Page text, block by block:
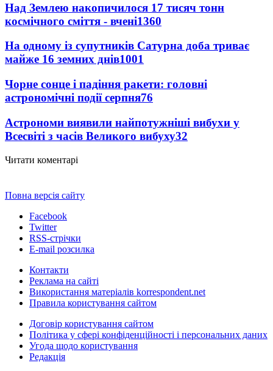
Над Землею накопичилося 17 тисяч тонн
космічного сміття - вчені1360
На одному із супутників Сатурна доба триває
майже 16 земних днів1001
Чорне сонце і падіння ракети: головні
астрономічні події серпня76
Астрономи виявили найпотужніші вибухи у
Всесвіті з часів Великого вибуху32
Читати коментарі
Повна версія сайту
Facebook
Twitter
RSS-стрічки
E-mail розсилка
Контакти
Реклама на сайті
Використання матеріалів korrespondent.net
Правила користування сайтом
Договір користування сайтом
Політика у сфері конфіденційності і персональних даних
Угода щодо користування
Редакція